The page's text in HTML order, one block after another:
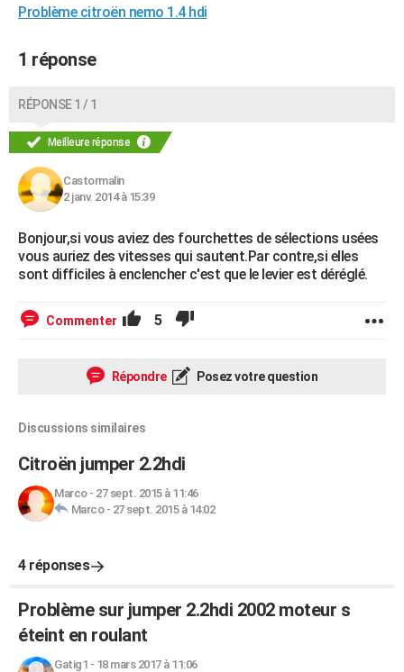
Carte de Noël
Carte Bonne année
Carte Saint-Valentin
Carte Pâques
Carte d'anniversaire
DICTIONNAIRE
Dictionnaire
Biographies
Citations
Expressions
Proverbes
PROGRAMME TV
COPAINS D'AVANT
AVIS DE DÉCÈS
FORUM
Bricolage
Lifestyle
Culture
Sport
Auto
Television
Voyage
Cinema
Problème citroën nemo 1.4 hdi
1 réponse
RÉPONSE 1 / 1
Meilleure réponse
Castormalin
2 janv. 2014 à 15:39
Bonjour,si vous aviez des fourchettes de sélections usées
vous auriez des vitesses qui sautent.Par contre,si elles
sont difficiles à enclencher c'est que le levier est déréglé.
Commenter 5
Répondre Posez votre question
Discussions similaires
Citroën jumper 2.2hdi
Marco- 27 sept. 2015 à 11:46
Marco- 27 sept. 2015 à 14:02
4 réponses
Problème sur jumper 2.2hdi 2002 moteur s
éteint en roulant
Gatig1 - 18 mars 2017 à 11:06